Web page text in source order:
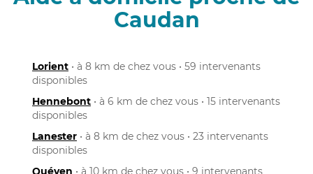
Caudan
Lorient • à 8 km de chez vous • 59 intervenants
disponibles
Hennebont • à 6 km de chez vous • 15 intervenants
disponibles
Lanester • à 8 km de chez vous • 23 intervenants
disponibles
Quéven • à 10 km de chez vous • 9 intervenants